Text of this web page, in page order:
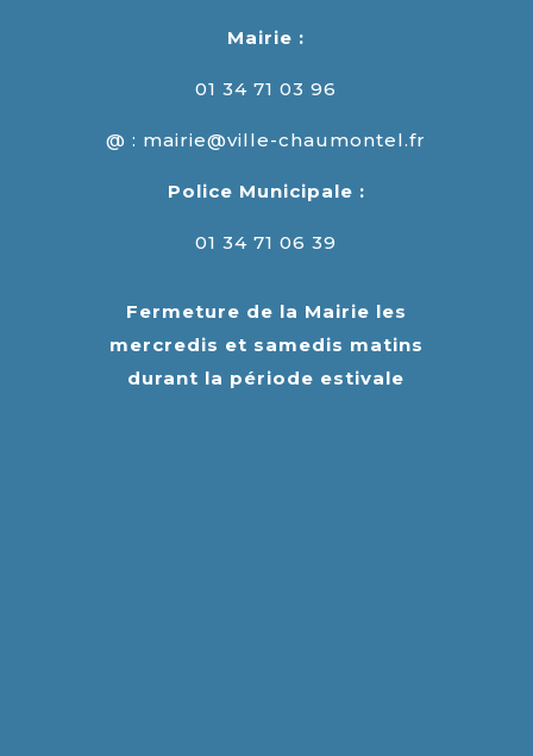
Mairie :
01 34 71 03 96
@ : mairie@ville-chaumontel.fr
Police Municipale :
01 34 71 06 39
Fermeture de la Mairie les
mercredis et samedis matins
durant la période estivale